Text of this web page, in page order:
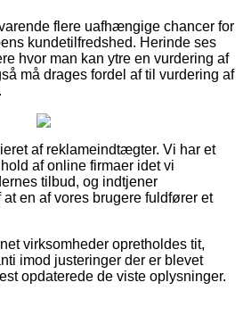
flere uafhængige chancer for
kundetilfredshed. Herinde ses
hvor man kan ytre en vurdering af
må drages fordel af til vurdering af
af reklameindtægter. Vi har et
af online firmaer idet vi
tilbud, og indtjener
en af vores brugere fuldfører et
virksomheder opretholdes tit,
imod justeringer der er blevet
opdaterede de viste oplysninger.